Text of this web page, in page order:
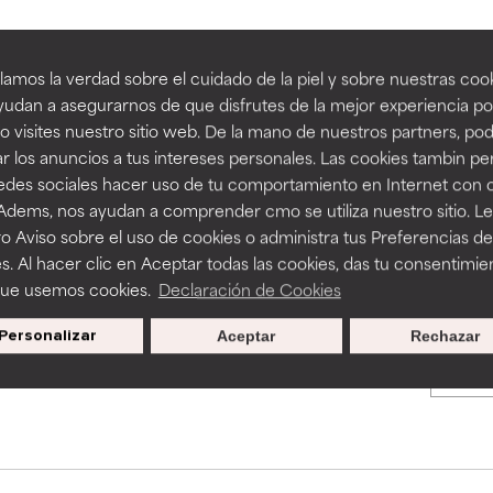
la verdad sobre el cuidado de la piel y sobre nuestras
a asegurarnos de que disfrutes de la mejor experiencia
visites nuestro sitio web. De la mano de nuestros partners,
los anuncios a tus intereses personales. Las cookies tambin
sociales hacer uso de tu comportamiento en Internet con
nos ayudan a comprender cmo se utiliza nuestro sitio.
Aviso sobre el uso de cookies o administra tus Preferencias de
Al hacer clic en Aceptar todas las cookies, das tu
usemos cookies. Declaración de Cookies
Personalizar Rechazar
Aceptar
BACK TO SEARCH
to assess ingredients in this dictionary. Regulations
tan beneficiosos como los de la categoría excelente, suelen ser
la estabilidad o la absorción de una fórmula.
ciertas limitaciones en cuanto a su apariencia, estabilidad o
básicos o que no cuentan con suficiente respaldo científico.
algunos beneficios se recomienda evitarlo por su
provocar efectos adversos como irritación, inflamación o
tan beneficiosos como los de la categoría excelente, suelen ser
la estabilidad o la absorción de una fórmula.
ciertas limitaciones en cuanto a su apariencia, estabilidad o
básicos o que no cuentan con suficiente respaldo científico.
algunos beneficios se recomienda evitarlo por su
provocar efectos adversos como irritación, inflamación o
Promociones exclusivas al